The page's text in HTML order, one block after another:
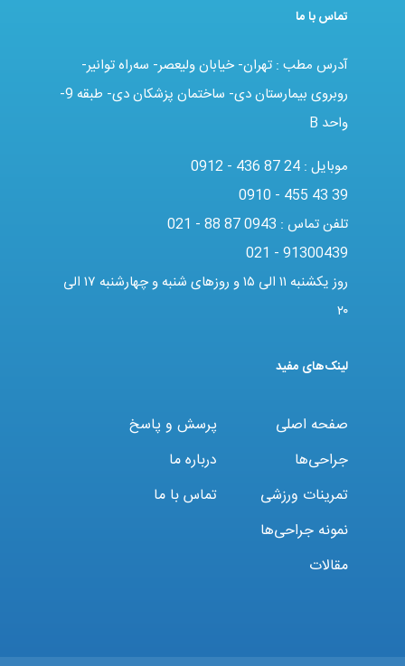
تماس با ما
آدرس مطب : تهران- خیابان ولیعصر- سه‌راه توانیر-
روبروی بیمارستان دی- ساختمان پزشکان دی- طبقه 9-
واحد B
موبایل : 0912 - 436 87 24
0910 - 455 43 39
تلفن تماس : 021 - 88 87 0943
021 - 91300439
روز یکشنبه ۱۱ الی ۱۵ و روزهای شنبه و چهارشنبه ۱۷ الی
۲۰
لینک‌های مفید
صفحه اصلی
جراحی‌ها
تمرینات ورزشی
نمونه جراحی‌ها
مقالات
پرسش و پاسخ
درباره ما
تماس با ما